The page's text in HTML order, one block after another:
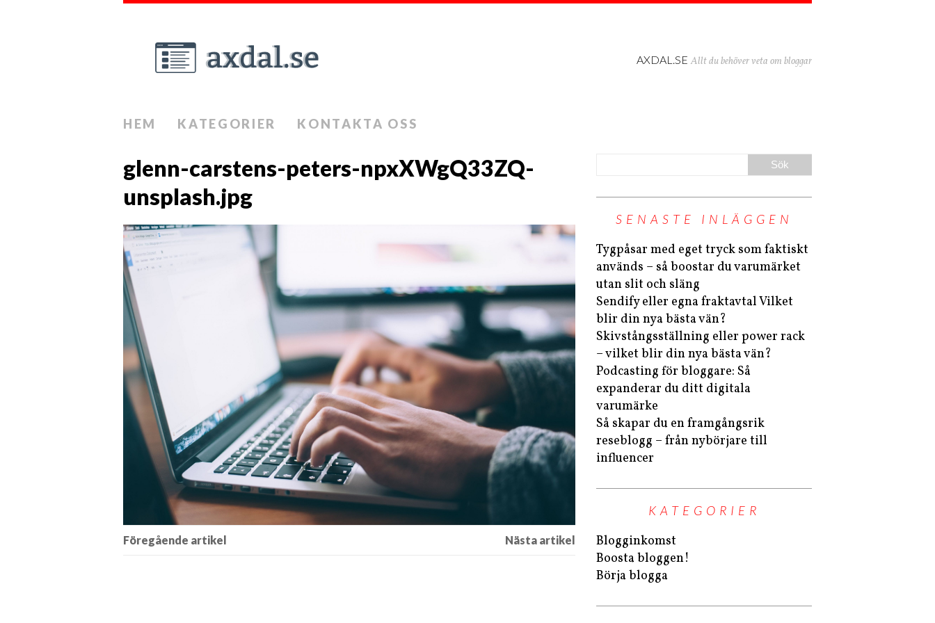
AXDAL.SE Allt du behöver veta om bloggar
HEM KATEGORIER KONTAKTA OSS
glenn-carstens-peters-npxXWgQ33ZQ-
unsplash.jpg
SENASTE INLÄGGEN
Tygpåsar med eget tryck som faktiskt
används – så boostar du varumärket
utan slit och släng
Sendify eller egna fraktavtal Vilket
blir din nya bästa vän?
Skivstångsställning eller power rack
– vilket blir din nya bästa vän?
Podcasting för bloggare: Så
expanderar du ditt digitala
varumärke
Så skapar du en framgångsrik
reseblogg – från nybörjare till
influencer
KATEGORIER
Blogginkomst
Boosta bloggen!
Börja blogga